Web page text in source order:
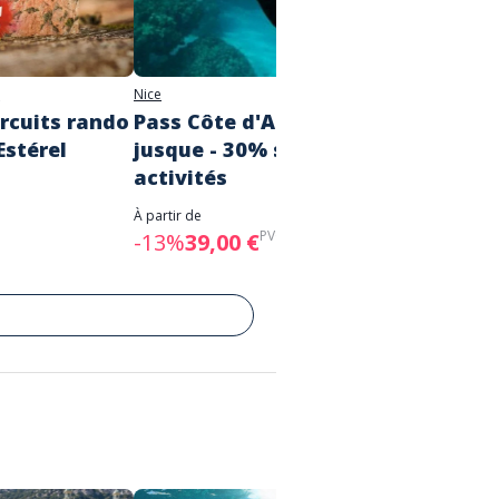
rando
Nice
Pass Côte d'Azur France
jusque - 30% sur vos
activités
À partir de
-13%39,00 €PVC :